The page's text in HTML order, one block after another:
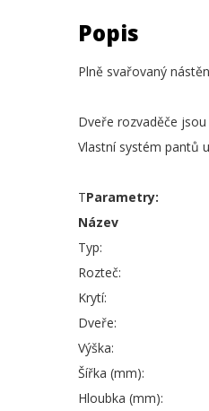
Popis
Plně svařovaný
Dveře rozvaděče
Vlastní systém pantů
TParametry:
Název
Typ:
Rozteč:
Krytí:
Dveře:
Výška:
Šířka (mm):
Hloubka (mm):